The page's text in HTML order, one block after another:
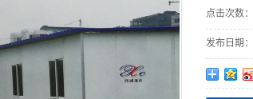
点击次数：
发布日期：